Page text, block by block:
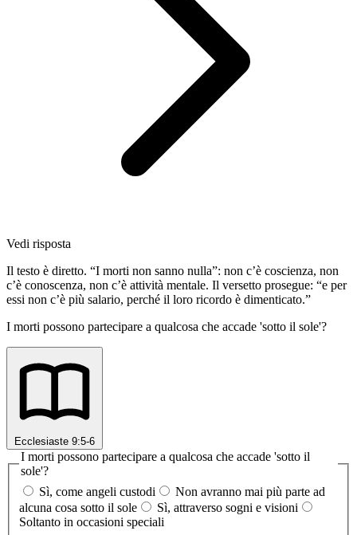
Vedi risposta
Il testo è diretto. “I morti non sanno nulla”: non c’è coscienza, non
c’è conoscenza, non c’è attività mentale. Il versetto prosegue: “e per
essi non c’è più salario, perché il loro ricordo è dimenticato.”
I morti possono partecipare a qualcosa che accade 'sotto il sole'?
Ecclesiaste 9:5-6
I morti possono partecipare a qualcosa che accade 'sotto il
sole'?
Sì, come angeli custodi
Non avranno mai più parte ad
alcuna cosa sotto il sole
Sì, attraverso sogni e visioni
Soltanto in occasioni speciali